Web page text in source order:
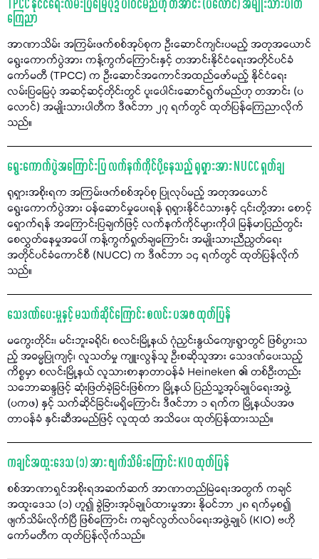
TPCC နိုင်ငံရေးလမ်းပြမြေပုံ၌ ပါဝင်မည်ဟု တအာင်း (ပလောင်) အမျိုးသားပါတီ
ကြေညာ
အာဏာသိမ်း အကြမ်းဖက်စစ်အုပ်စုက ဦးဆောင်ကျင်းပမည့် အတုအယောင်
ရွေးကောက်ပွဲအား ကန့်ကွက်ကြောင်းနှင့် တအာင်းနိုင်ငံရေးအတိုင်ပင်ခံ
ကော်မတီ (TPCC) က ဦးဆောင်အကောင်အထည်ဖော်မည့် နိုင်ငံရေး
လမ်းပြမြေပုံ အဆင့်ဆင့်တိုင်းတွင် ပူးပေါင်းဆောင်ရွက်မည်ဟု တအာင်း (ပ
လောင်) အမျိုးသားပါတီက ဒီဇင်ဘာ ၂၇ ရက်တွင် ထုတ်ပြန်ကြေညာလိုက်
သည်။
ရွေးကောက်ပွဲအကြောင်းပြ လက်နက်ကိုင်ပို့နေသည့် ရုရှားအား NUCC ရှုတ်ချ
ရုရှားအစိုးရက အကြမ်းဖက်စစ်အုပ်စု ပြုလုပ်မည့် အတုအယောင်
ရွေးကောက်ပွဲအား ဝန်ဆောင်မှုပေးရန် ရုရှားနိုင်ငံသားနှင့် ၎င်းတို့အား စောင့်
ရှောက်ရန် အကြောင်းပြချက်ဖြင့် လက်နက်ကိုင်များကိုပါ မြန်မာပြည်တွင်း
စေလွှတ်နေမှုအပေါ် ကန့်ကွက်ရှုတ်ချကြောင်း အမျိုးသားညီညွတ်ရေး
အတိုင်ပင်ခံကောင်စီ (NUCC) က ဒီဇင်ဘာ ၁၄ ရက်တွင် ထုတ်ပြန်လိုက်
သည်။
သေဒဏ်ပေးမှုနှင့် မသက်ဆိုင်ကြောင်း စလင်း ပအဖ ထုတ်ပြန်
မကွေးတိုင်း၊ မင်းဘူးခရိုင်၊ စလင်းမြို့နယ် ဂုံညှင်းနွယ်ကျေးရွာတွင် ဖြစ်ပွားသ
ည့် အဓမ္မပြုကျင့်၊ လူသတ်မှု ကျူးလွန်သူ ဦးစဆိုသူအား သေဒဏ်ပေးသည့်
ကိစ္စမှာ စလင်းမြို့နယ် လူသားစာနာတာဝန်ခံ Heineken ၏ တစ်ဦးတည်း
သဘောဆန္ဒဖြင့် ဆုံးဖြတ်ခဲ့ခြင်းဖြစ်ကာ မြို့နယ် ပြည်သူ့အုပ်ချုပ်ရေးအဖွဲ့
(ပကဖ) နှင့် သက်ဆိုင်ခြင်းမရှိကြောင်း ဒီဇင်ဘာ ၁ ရက်က မြို့နယ်ပအဖ
တာဝန်ခံ နှင်းဆီအမည်ဖြင့် လူထုထံ အသိပေး ထုတ်ပြန်ထားသည်။
ကချင်အထူးဒေသ (၁) အား ဖျက်သိမ်းကြောင်း KIO ထုတ်ပြန်
စစ်အာဏာရှင်အစိုးရအဆက်ဆက် အာဏာတည်မြဲရေးအတွက် ကချင်
အထူးဒေသ (၁) ဟူ၍ ခွဲခြားအုပ်ချုပ်ထားမှုအား နိုဝင်ဘာ ၂၈ ရက်မှစ၍
ဖျက်သိမ်းလိုက်ပြီ ဖြစ်ကြောင်း ကချင်လွတ်လပ်ရေးအဖွဲ့ချုပ် (KIO) ဗဟို
ကော်မတီက ထုတ်ပြန်လိုက်သည်။